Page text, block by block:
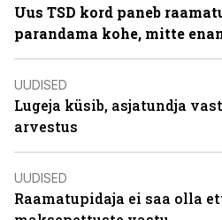
Uus TSD kord paneb
parandama kohe, mitte
UUDISED
Lugeja küsib, asjatundja
arvestus
UUDISED
Raamatupidaja ei saa olla